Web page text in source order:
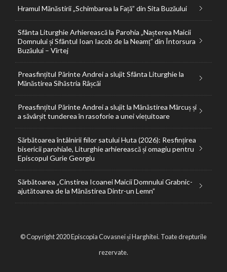
Hramul Mănăstirii „Schimbarea la Față” din Sita Buzăului
Sfânta Liturghie Arhierească la Parohia „Nașterea Maicii
Domnului și Sfântul Ioan Iacob de la Neamț” din Întorsura
Buzăului – Vîrtej
Preasfințitul Părinte Andrei a slujit Sfânta Liturghie la
Mănăstirea Sihăstria Râșcăi
Preasfințitul Părinte Andrei a slujit la Mănăstirea Mărcuș și
a săvârșit tunderea în rasoforie a unei viețuitoare
Sărbătoarea întâlnirii fiilor satului Huta (2026): Resfințirea
bisericii parohiale, Liturghie arhierească și omagiu pentru
Episcopul Gurie Georgiu
Sărbătoarea „Cinstirea Icoanei Maicii Domnului Grabnic-
ajutătoarea de la Mănăstirea Dintr-un Lemn”
© Copyright 2020 Episcopia Covasnei și Harghitei. Toate drepturile
rezervate.